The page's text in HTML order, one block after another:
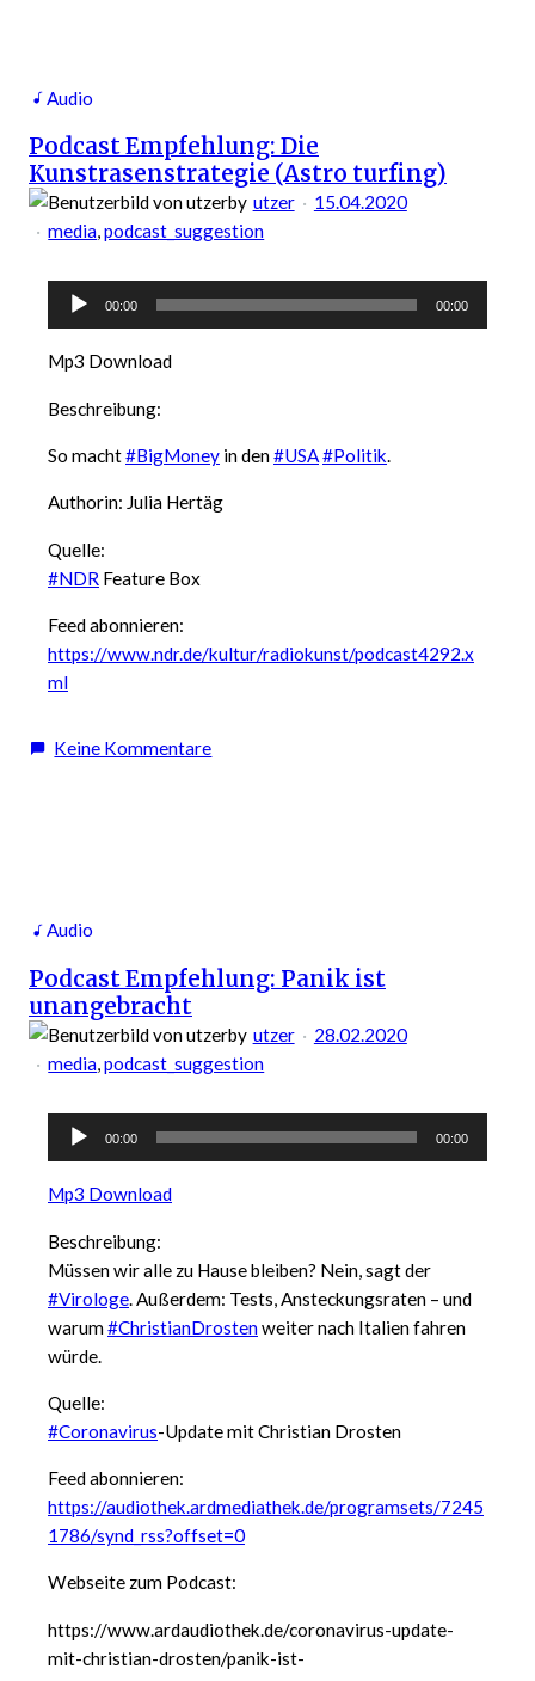
Audio
Podcast Empfehlung: Die
Kunstrasenstrategie (Astro turfing)
by utzer
15.04.2020
media, podcast_suggestion
Audio-
00:00 00:00
Mp3 Download
Beschreibung:
So macht#BigMoney in den#USA#Politik.
Authorin: Julia Hertäg
Quelle:
#NDR Feature Box
Feed abonnieren:
https://www.ndr.de/kultur/radiokunst/podcast4292.x
ml
Keine Kommentarezu
Audio
Podcast Empfehlung: Panik ist
unangebracht
by utzer
28.02.2020
media , podcast_suggestion
Audio-
00:00 00:00
Mp3 Download
Beschreibung:
Müssen wir alle zu Hause bleiben? Nein, sagt der
#Virologe . Außerdem: Tests, Ansteckungsraten – und
warum#ChristianDrostenweiter nach Italien fahren
würde.
Quelle:
#Coronavirus-Update mit Christian Drosten
Feed abonnieren:
https://audiothek.ardmediathek.de/programsets/7245
1786/synd_rss?offset=0
Webseite zum Podcast:
https://www.ardaudiothek.de/coronavirus-update-
mit-christian-drosten/panik-ist-